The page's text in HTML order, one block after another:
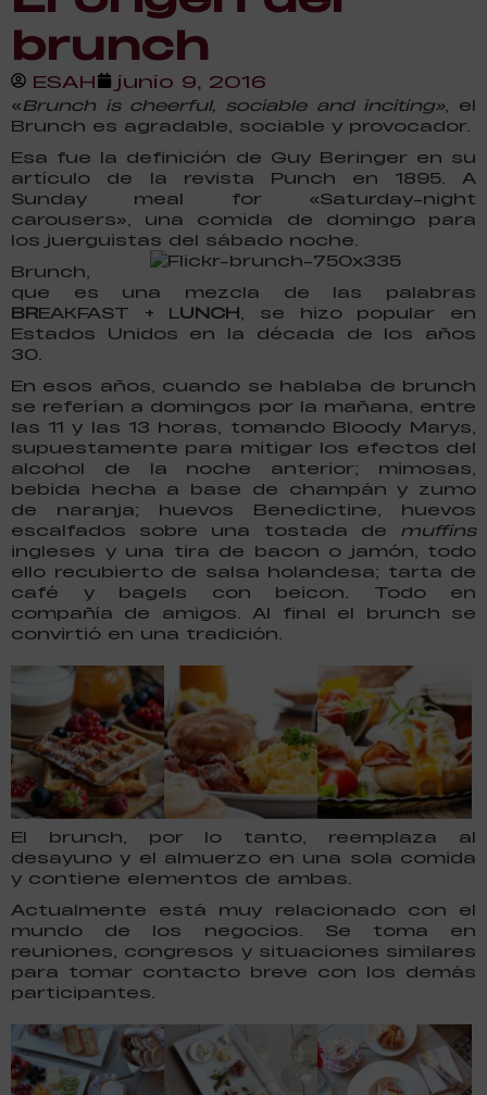
brunch
ESAH junio 9, 2016
«Brunch is cheerful, sociable and inciting», el
Brunch es agradable, sociable y provocador.
Esa fue la definición de Guy Beringer en su
artículo de la revista Punch en 1895. A
Sunday meal for «Saturday-night
carousers», una comida de domingo para
los juerguistas del sábado noche.
Brunch,
que es una mezcla de las palabras
BREAKFAST + LUNCH, se hizo popular en
Estados Unidos en la década de los años
30.
En esos años, cuando se hablaba de brunch
se referían a domingos por la mañana, entre
las 11 y las 13 horas, tomando Bloody Marys,
supuestamente para mitigar los efectos del
alcohol de la noche anterior; mimosas,
bebida hecha a base de champán y zumo
de naranja; huevos Benedictine, huevos
escalfados sobre una tostada de muffins
ingleses y una tira de bacon o jamón, todo
ello recubierto de salsa holandesa; tarta de
café y bagels con beicon. Todo en
compañía de amigos. Al final el brunch se
convirtió en una tradición.
El brunch, por lo tanto, reemplaza al
desayuno y el almuerzo en una sola comida
y contiene elementos de ambas.
Actualmente está muy relacionado con el
mundo de los negocios. Se toma en
reuniones, congresos y situaciones similares
para tomar contacto breve con los demás
participantes.